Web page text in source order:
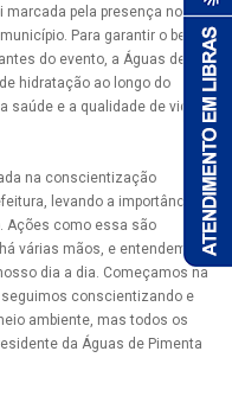
marcada pela presença no
Para garantir o bem-
do evento, a Águas de
hidratação ao longo do
e a qualidade de vida
na conscientização
levando a importância
Ações como essa são
várias mãos, e entendemos
dia a dia. Começamos na
conscientizando e
ambiente, mas todos os
da Águas de Pimenta